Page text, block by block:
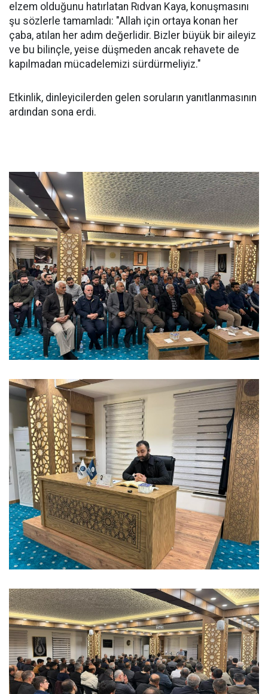
elzem olduğunu hatırlatan Rıdvan Kaya, konuşmasını
şu sözlerle tamamladı: "Allah için ortaya konan her
çaba, atılan her adım değerlidir. Bizler büyük bir aileyiz
ve bu bilinçle, yeise düşmeden ancak rehavete de
kapılmadan mücadelemizi sürdürmeliyiz."
Etkinlik, dinleyicilerden gelen soruların yanıtlanmasının
ardından sona erdi.